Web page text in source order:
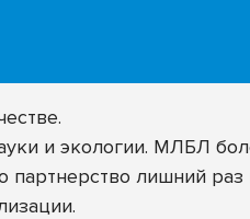
и экологии. МЛБЛ
партнерство лишний раз